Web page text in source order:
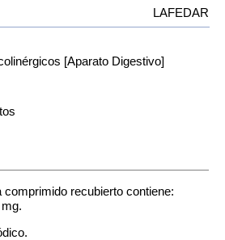
LAFEDAR
[Aparato Digestivo]
comprimido recubierto contiene: